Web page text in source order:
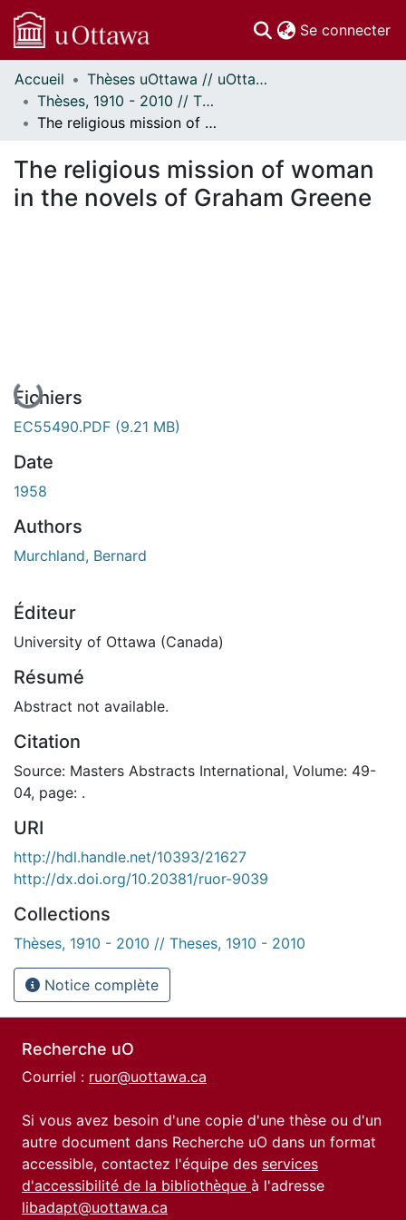
Se connecter
Communautés
et collections
Parcourir
À propos
Accueil
Thèses uOttawa // uOttawa Theses
Thèses, 1910 - 2010 // Theses, 1910 - 2010
The religious mission of woman in the novels of Graham Greene
The religious mission of woman
in the novels of Graham Greene
Fichiers
EC55490.PDF (9.21 MB)
Date
1958
Authors
Murchland, Bernard
Éditeur
University of Ottawa (Canada)
Résumé
Abstract not available.
Citation
Source: Masters Abstracts International, Volume: 49-
04, page: .
URI
http://hdl.handle.net/10393/21627
http://dx.doi.org/10.20381/ruor-9039
Collections
Thèses, 1910 - 2010 // Theses, 1910 - 2010
Notice complète
Recherche uO
Courriel : ruor@uottawa.ca
Si vous avez besoin d'une copie d'une thèse ou d'un
autre document dans Recherche uO dans un format
accessible, contactez l'équipe des services
d'accessibilité de la bibliothèque à l'adresse
libadapt@uottawa.ca